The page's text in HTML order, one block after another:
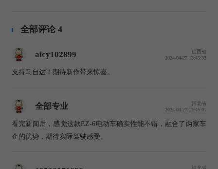
全部评论 4
aicy102899
山西省
2024-04-27 13:45:33
支持马自达！期待新作带来惊喜。
全部专业
河北省
2024-04-27 13:45:01
看完新闻后，感觉这款EZ-6电动车确实性能不错，融合了两家车
企的优势，期待实际驾驶感受。
河北省